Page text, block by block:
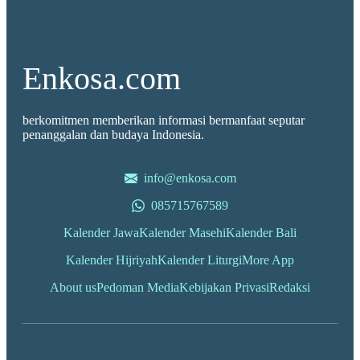
Enkosa.com
berkomitmen memberikan informasi bermanfaat seputar
penanggalan dan budaya Indonesia.
info@enkosa.com
085715767589
Kalender JawaKalender MasehiKalender Bali
Kalender HijriyahKalender LiturgiMore App
About usPedoman MediaKebijakan PrivasiRedaksi